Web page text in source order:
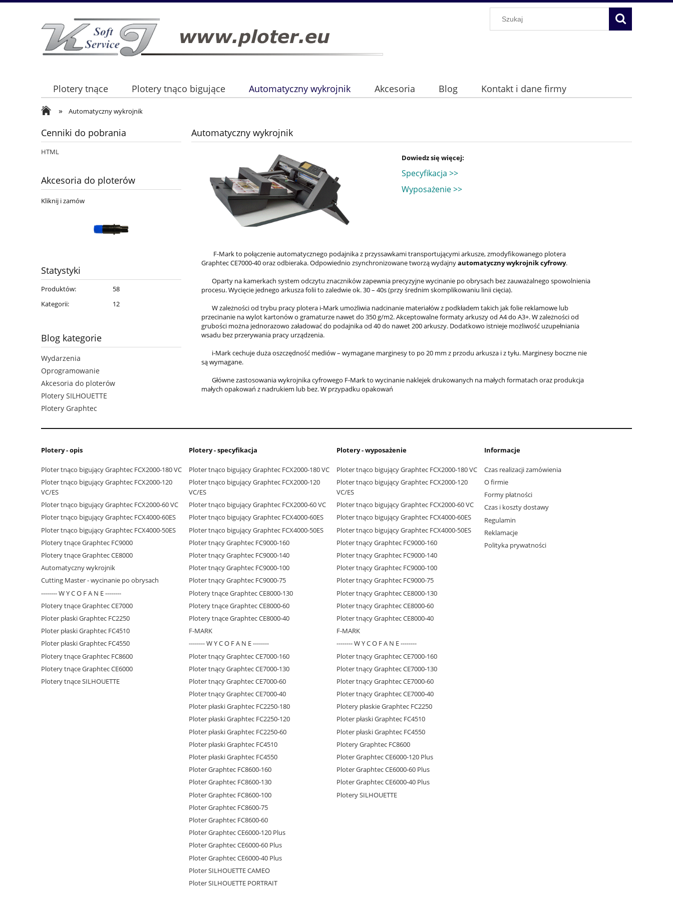
Plotery tnące Plotery tnąco bigujące Automatyczny wykrojnik Akcesoria Blog Kontakt i dane firmy
» Automatyczny wykrojnik
Cenniki do pobrania
HTML
Akcesoria do ploterów
Kliknij i zamów
Statystyki
Produktów:
58
Kategorii:
12
Blog kategorie
Wydarzenia
Oprogramowanie
Akcesoria do ploterów
Plotery SILHOUETTE
Plotery Graphtec
Automatyczny wykrojnik
Dowiedz się więcej:
Specyfikacja >>
Wyposażenie >>
F-Mark to połączenie automatycznego podajnika z przyssawkami transportującymi arkusze, zmodyfikowanego plotera
Graphtec CE7000-40 oraz odbieraka. Odpowiednio zsynchronizowane tworzą wydajnyautomatyczny wykrojnik cyfrowy.
Oparty na kamerkach system odczytu znaczników zapewnia precyzyjne wycinanie po obrysach bez zauważalnego spowolnienia
procesu. Wycięcie jednego arkusza folii to zaledwie ok. 30 – 40s (przy średnim skomplikowaniu linii cięcia).
W zależności od trybu pracy plotera i-Mark umożliwia nadcinanie materiałów z podkładem takich jak folie reklamowe lub
przecinanie na wylot kartonów o gramaturze nawet do 350 g/m2. Akceptowalne formaty arkuszy od A4 do A3+. W zależności od
grubości można jednorazowo załadować do podajnika od 40 do nawet 200 arkuszy. Dodatkowo istnieje możliwość uzupełniania
wsadu bez przerywania pracy urządzenia.
i-Mark cechuje duża oszczędność mediów – wymagane marginesy to po 20 mm z przodu arkusza i z tyłu. Marginesy boczne nie
są wymagane.
Główne zastosowania wykrojnika cyfrowego F-Mark to wycinanie naklejek drukowanych na małych formatach oraz produkcja
małych opakowań z nadrukiem lub bez. W przypadku opakowań
Plotery - opis
Ploter tnąco bigujący Graphtec FCX2000-180 VC
Ploter tnąco bigujący Graphtec FCX2000-120
VC/ES
Ploter tnąco bigujący Graphtec FCX2000-60 VC
Ploter tnąco bigujący Graphtec FCX4000-60ES
Ploter tnąco bigujący Graphtec FCX4000-50ES
Plotery tnące Graphtec FC9000
Plotery tnące Graphtec CE8000
Automatyczny wykrojnik
Cutting Master - wycinanie po obrysach
-------- W Y C O F A N E --------
Plotery tnące Graphtec CE7000
Ploter płaski Graphtec FC2250
Ploter płaski Graphtec FC4510
Ploter płaski Graphtec FC4550
Plotery tnące Graphtec FC8600
Plotery tnące Graphtec CE6000
Plotery tnące SILHOUETTE
Plotery - specyfikacja
Ploter tnąco bigujący Graphtec FCX2000-180 VC
Ploter tnąco bigujący Graphtec FCX2000-120
VC/ES
Ploter tnąco bigujący Graphtec FCX2000-60 VC
Ploter tnąco bigujący Graphtec FCX4000-60ES
Ploter tnąco bigujący Graphtec FCX4000-50ES
Ploter tnący Graphtec FC9000-160
Ploter tnący Graphtec FC9000-140
Ploter tnący Graphtec FC9000-100
Ploter tnący Graphtec FC9000-75
Plotery tnące Graphtec CE8000-130
Plotery tnące Graphtec CE8000-60
Plotery tnące Graphtec CE8000-40
F-MARK
-------- W Y C O F A N E --------
Ploter tnący Graphtec CE7000-160
Ploter tnący Graphtec CE7000-130
Ploter tnący Graphtec CE7000-60
Ploter tnący Graphtec CE7000-40
Ploter płaski Graphtec FC2250-180
Ploter płaski Graphtec FC2250-120
Ploter płaski Graphtec FC2250-60
Ploter płaski Graphtec FC4510
Ploter płaski Graphtec FC4550
Ploter Graphtec FC8600-160
Ploter Graphtec FC8600-130
Ploter Graphtec FC8600-100
Ploter Graphtec FC8600-75
Ploter Graphtec FC8600-60
Ploter Graphtec CE6000-120 Plus
Ploter Graphtec CE6000-60 Plus
Ploter Graphtec CE6000-40 Plus
Ploter SILHOUETTE CAMEO
Ploter SILHOUETTE PORTRAIT
Plotery - wyposażenie
Ploter tnąco bigujący Graphtec FCX2000-180 VC
Ploter tnąco bigujący Graphtec FCX2000-120
VC/ES
Ploter tnąco bigujący Graphtec FCX2000-60 VC
Ploter tnąco bigujący Graphtec FCX4000-60ES
Ploter tnąco bigujący Graphtec FCX4000-50ES
Ploter tnący Graphtec FC9000-160
Ploter tnący Graphtec FC9000-140
Ploter tnący Graphtec FC9000-100
Ploter tnący Graphtec FC9000-75
Ploter tnący Graphtec CE8000-130
Ploter tnący Graphtec CE8000-60
Ploter tnący Graphtec CE8000-40
F-MARK
-------- W Y C O F A N E --------
Ploter tnący Graphtec CE7000-160
Ploter tnący Graphtec CE7000-130
Ploter tnący Graphtec CE7000-60
Ploter tnący Graphtec CE7000-40
Plotery płaskie Graphtec FC2250
Ploter płaski Graphtec FC4510
Ploter płaski Graphtec FC4550
Plotery Graphtec FC8600
Ploter Graphtec CE6000-120 Plus
Ploter Graphtec CE6000-60 Plus
Ploter Graphtec CE6000-40 Plus
Plotery SILHOUETTE
Informacje
Czas realizacji zamówienia
O firmie
Formy płatności
Czas i koszty dostawy
Regulamin
Reklamacje
Polityka prywatności